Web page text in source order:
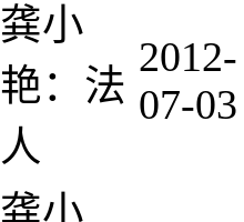
龚小
艳：法
人
2012-
07-03
龚小